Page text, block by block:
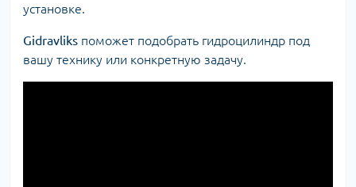
установке.
Gidravliks поможет подобрать гидроцилиндр под
вашу технику или конкретную задачу.